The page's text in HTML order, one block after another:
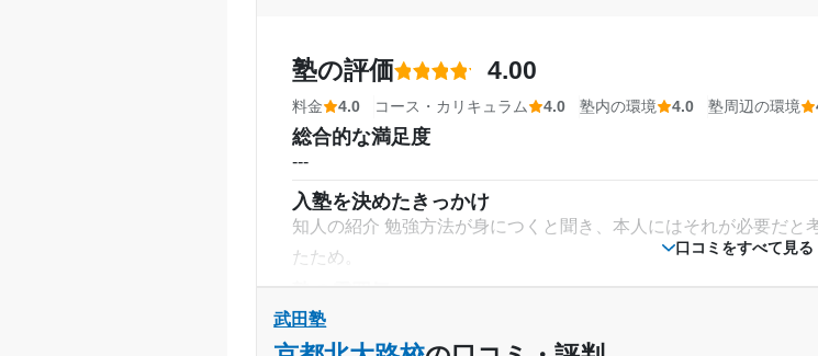
志望校と合格状況
※料金は口コミされた方が支払った金額の目安です。実際の料金とは異なる可能性がございます
授業以外のサポート (相談・面談、家庭学習のサポート、授業以外のコミュ
授業以外ではあまりサポートはなかった。講師の方は大学生のた
利用詳細
入塾時の学年
受講コース
通塾頻度
口コミをすべて見る
塾の評価 4.00
料金 4.0 コース・カリキュラム 4.0 塾内の環境 4.0 塾周辺の環境
総合的な満足度
---
入塾を決めたきっかけ
知人の紹介 勉強方法が身につくと聞き、本人にはそれが必要だと
たため。
---
料金
武田塾